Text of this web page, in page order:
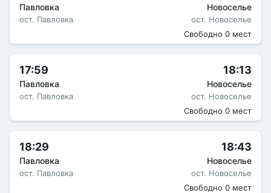
Павловка
ост. Павловка
Новоселье
ост. Новоселье
Свободно 0 мест
17:59
Павловка
ост. Павловка
18:13
Новоселье
ост. Новоселье
Свободно 0 мест
18:29
Павловка
ост. Павловка
18:43
Новоселье
ост. Новоселье
Свободно 0 мест